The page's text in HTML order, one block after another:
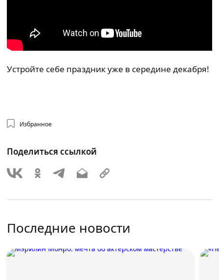
Устройте себе праздник уже в середине декабря!
Избранное
Поделиться ссылкой
Последние новости